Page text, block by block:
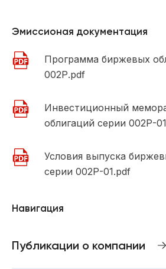
Эмиссионая документация
Программа биржевых
002Р.pdf
Инвестиционный
облигаций серии 002Р-
Условия выпуска
серии 002Р-01.pdf
Навигация
Публикации о компании